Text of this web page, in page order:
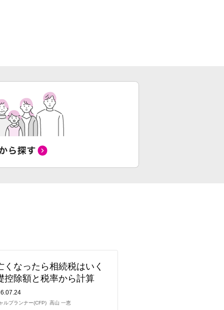
くなったら相続税はいく
控除額と税率から計算
ルプランナー(CFP) 高山 一恵